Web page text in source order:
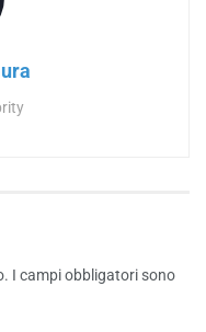
I campi obbligatori sono